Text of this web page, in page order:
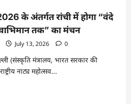
2026 के अंतर्गत रांची में होगा “वंदे
तक” का मंचन
July 13, 2026 0
(संस्कृति मंत्रालय, भारत सरकार की
नाट्य महोत्सव...